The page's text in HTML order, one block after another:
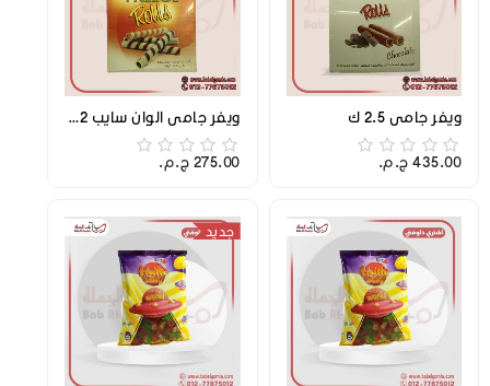
ويفر جامي 2.5 ك
435.00 ج.م.‏
ويفر جامي الوان سايب 2 ك
275.00 ج.م.‏
جديد